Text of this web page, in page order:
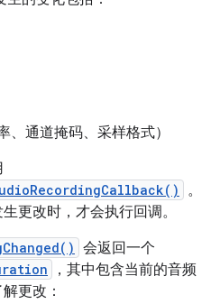
、通道掩码、采样格式）
。
更改时，才会执行回调。
会返回一个
，其中包含当前的音频
更改：